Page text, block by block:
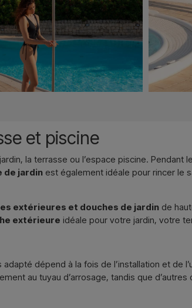
et piscine
la terrasse ou l’espace piscine. Pendant
de jardin est également idéale pour rincer le
extérieures et douches de jardin de
extérieure idéale pour votre jardin, votre
dépend à la fois de l’installation et de
au tuyau d’arrosage, tandis que